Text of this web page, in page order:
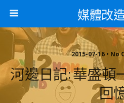
媒體改
2015-
河邊日記: 華盛頓
回